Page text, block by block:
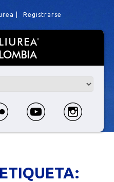
| Registrarse